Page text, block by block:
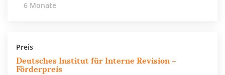
6 Monate
Preis
Deutsches Institut für Interne Revision –
Förderpreis